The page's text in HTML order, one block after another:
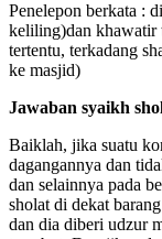
Penelepon berkata :
keliling)dan khawatir
tertentu, terkadang
ke masjid)
Jawaban syaikh
Baiklah, jika suatu
dagangannya dan
dan selainnya pada
sholat di dekat
dan dia diberi udzur